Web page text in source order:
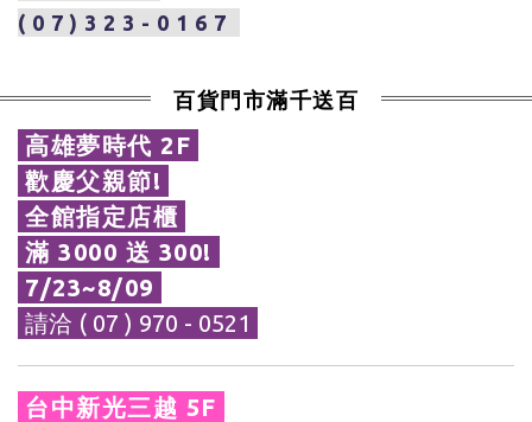
(07)323-0167
百貨門市滿千送百
高雄夢時代 2F
歡慶父親節!
全館指定店櫃
滿 3000 送 300!
7/23~8/09
請洽 ( 07 ) 970 - 0521
台中新光三越 5F